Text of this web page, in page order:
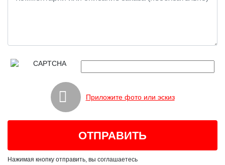
Приложите фото или эскиз
Нажимая кнопку отправить, вы соглашаетесь